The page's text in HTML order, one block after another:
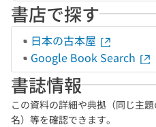
書店で探す
日本の古本屋
Google Book Search
書誌情報
この資料の詳細や典拠（同じ主
名）等を確認できます。